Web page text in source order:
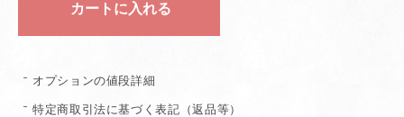
オプションの値段詳細
特定商取引法に基づく表記（返品等）